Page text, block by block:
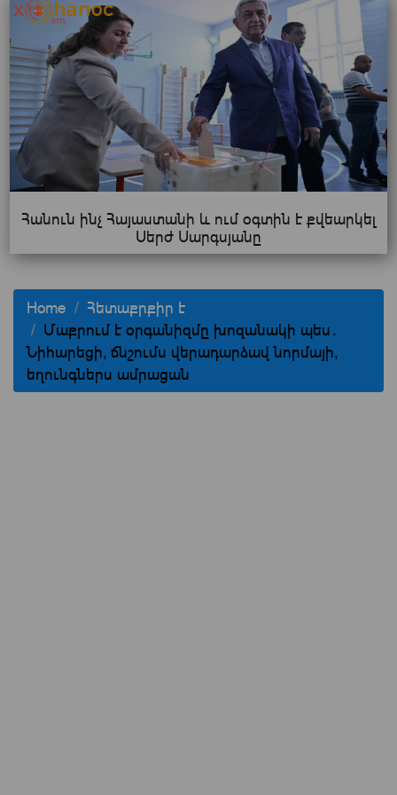
Հանուն ինչ Հայաստանի և ում օգտին է քվեարկել
Սերժ Սարգսյանը
Home
Հետաքրքիր է
Մաքրում է օրգանիզմը խոզանակի պես․
Նիհարեցի, ճնշումս վերադարձավ նորմայի,
եղունգներս ամրացան